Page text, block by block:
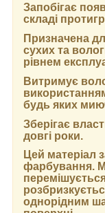
Запобігає
складі
Призначена
сухих та
рівнем
Витримує
будь яких
Зберігає
довгі роки.
Цей матеріал
фарбування.
однорідним